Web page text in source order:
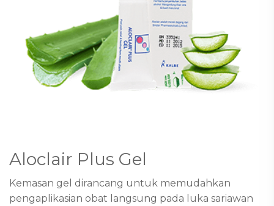
Aloclair Plus Gel
Kemasan gel dirancang untuk memudahkan
pengaplikasian obat langsung pada luka sariawan